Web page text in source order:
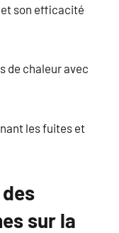
et son efficacité
de chaleur avec
les fuites et
sur la